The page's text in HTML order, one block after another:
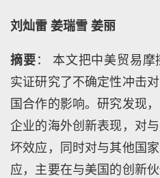
刘灿雷 姜瑞雪 姜丽
摘要 ： 本文把中美贸易摩
实证研究了不确定性冲击
国合作的影响。研究发现
企业的海外创新表现，对
坏效应，同时对与其他国
应，主要在与美国的创新